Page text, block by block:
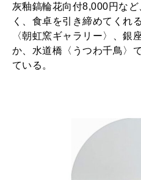
灰釉鎬輪花向付8,000円な
く、食卓を引き締めてくれ
〈朝虹窯ギャラリー〉、銀
か、水道橋〈うつわ千鳥〉
ている。